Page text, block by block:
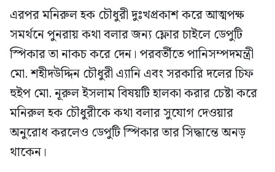
এরপর মনিরুল হক চৌধুরী দুঃখপ্রকাশ করে আত্মপক্ষ
সমর্থনে পুনরায় কথা বলার জন্য ফ্লোর চাইলে ডেপুটি
স্পিকার তা নাকচ করে দেন। পরবর্তীতে পানিসম্পদমন্ত্রী
মো. শহীদউদ্দিন চৌধুরী এ্যানি এবং সরকারি দলের চিফ
হুইপ মো. নূরুল ইসলাম বিষয়টি হালকা করার চেষ্টা করে
মনিরুল হক চৌধুরীকে কথা বলার সুযোগ দেওয়ার
অনুরোধ করলেও ডেপুটি স্পিকার তার সিদ্ধান্তে অনড়
থাকেন।